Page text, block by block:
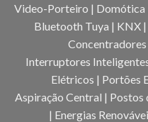
Video-Porteiro | Domótica
Bluetooth Tuya | KNX
Interruptores
Elétricos | Portões
Aspiração Central |
| Energias